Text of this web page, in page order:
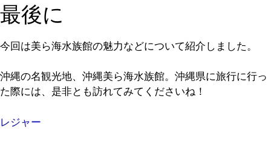
最後に
今回は美ら海水族館の魅力などについて紹介しました。
沖縄の名観光地、沖縄美ら海水族館。沖縄県に旅行に行っ
た際には、是非とも訪れてみてくださいね！
レジャー